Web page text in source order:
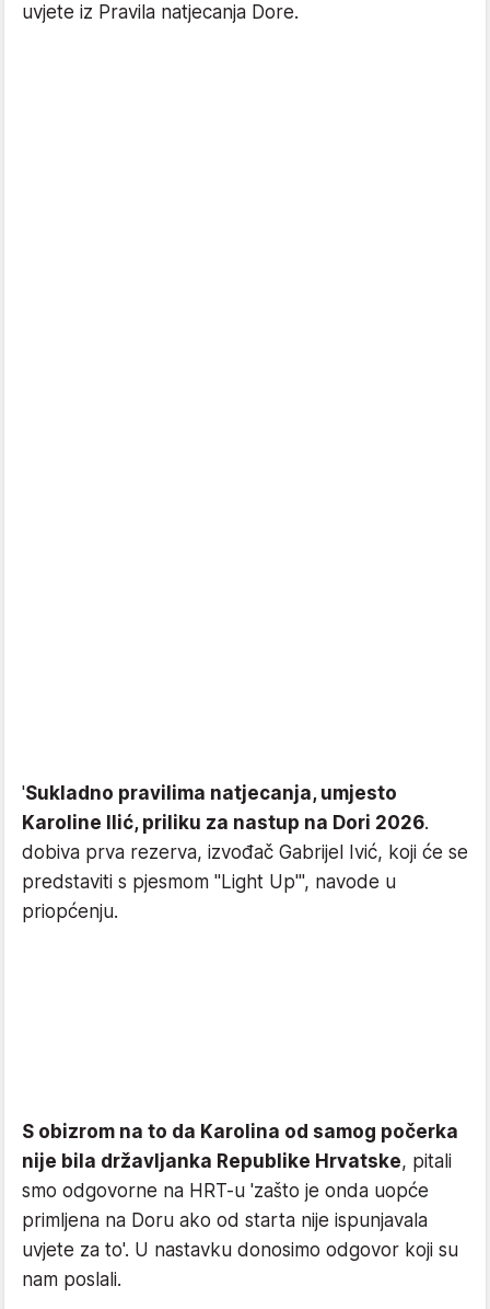
uvjete iz Pravila natjecanja Dore.
'Sukladno pravilima natjecanja, umjesto
Karoline Ilić, priliku za nastup na Dori 2026.
dobiva prva rezerva, izvođač Gabrijel Ivić, koji će se
predstaviti s pjesmom "Light Up"', navode u
priopćenju.
S obizrom na to da Karolina od samog počerka
nije bila državljanka Republike Hrvatske, pitali
smo odgovorne na HRT-u 'zašto je onda uopće
primljena na Doru ako od starta nije ispunjavala
uvjete za to'. U nastavku donosimo odgovor koji su
nam poslali.